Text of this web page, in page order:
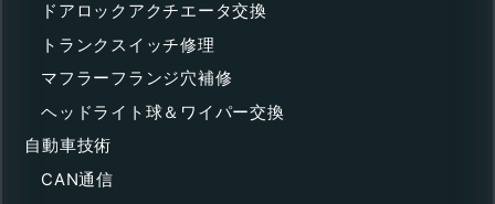
ドアロックアクチエータ交換
トランクスイッチ修理
マフラーフランジ穴補修
ヘッドライト球＆ワイパー交換
自動車技術
CAN通信